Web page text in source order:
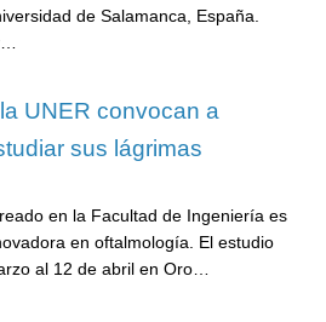
de Salamanca, España.
UNER convocan a
sus lágrimas
en la Facultad de Ingeniería es
en oftalmología. El estudio
al 12 de abril en Oro…